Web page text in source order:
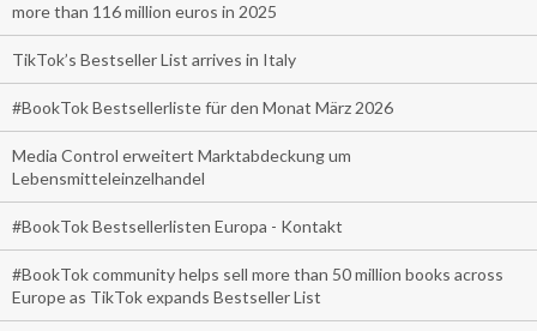
more than 116 million euros in 2025
TikTok’s Bestseller List arrives in Italy
#BookTok Bestsellerliste für den Monat März 2026
Media Control erweitert Marktabdeckung um
Lebensmitteleinzelhandel
#BookTok Bestsellerlisten Europa - Kontakt
#BookTok community helps sell more than 50 million books across
Europe as TikTok expands Bestseller List